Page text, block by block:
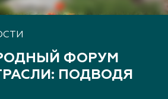
ФОРУМ
ПОДВОДЯ